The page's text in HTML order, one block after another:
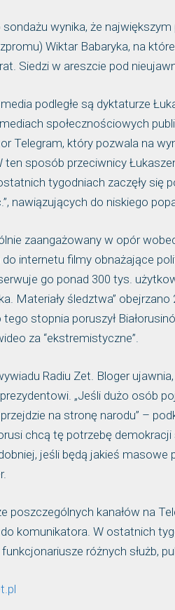
sondażu wynika, że
Wiktar Babaryka, na
Siedzi w areszcie pod
podległe są dyktaturze
społecznościowych
Telegram, który pozwala na
ten sposób przeciwnicy
tygodniach zaczęły się
nawiązujących do niskiego
zaangażowany w opór
internetu filmy obnażające
go ponad 300 tys.
Materiały śledztwa”
stopnia poruszył
za “ekstremistyczne”.
Radiu Zet. Bloger
„Jeśli dużo osób
na stronę narodu” –
chcą tę potrzebę
jeśli będą jakieś
poszczególnych kanałów na
komunikatora. W ostatnich
różnych służb,